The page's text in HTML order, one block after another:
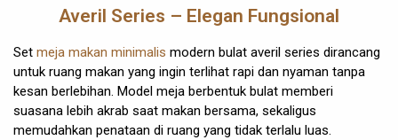
Averil Series – Elegan Fungsional
Set meja makan minimalis modern bulat averil series dirancang
untuk ruang makan yang ingin terlihat rapi dan nyaman tanpa
kesan berlebihan. Model meja berbentuk bulat memberi
suasana lebih akrab saat makan bersama, sekaligus
memudahkan penataan di ruang yang tidak terlalu luas.